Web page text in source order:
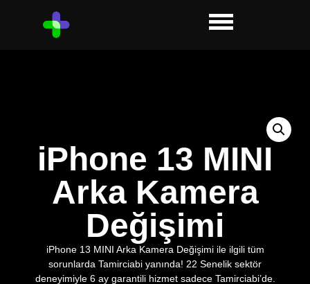
iPhone 13 MINI
Arka Kamera
Değişimi
iPhone 13 MINI Arka Kamera Değişimi ile ilgili tüm
sorunlarda Tamirciabi yanında! 22 Senelik sektör
deneyimiyle 6 ay garantili hizmet sadece Tamirciabi’de.